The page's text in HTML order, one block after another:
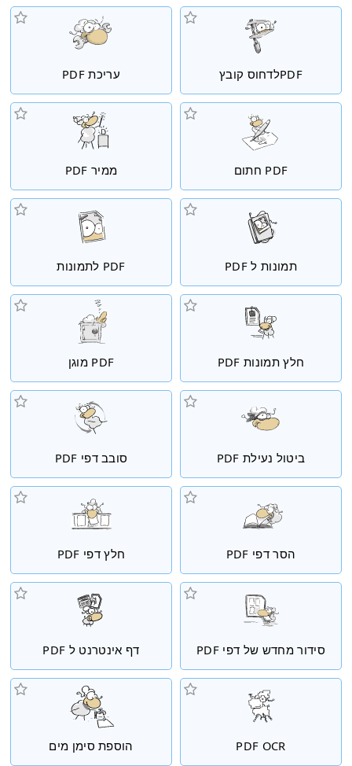
PDFלדחוס קובץ עריכת PDF
PDF חתום ממיר PDF
תמונות ל PDF PDF לתמונות
חלץ תמונות PDF PDF מוגן
ביטול נעילת PDF סובב דפי PDF
הסר דפי PDF חלץ דפי PDF
סידור מחדש של דפי PDF דף אינטרנט ל PDF
PDF OCR הוספת סימן מים